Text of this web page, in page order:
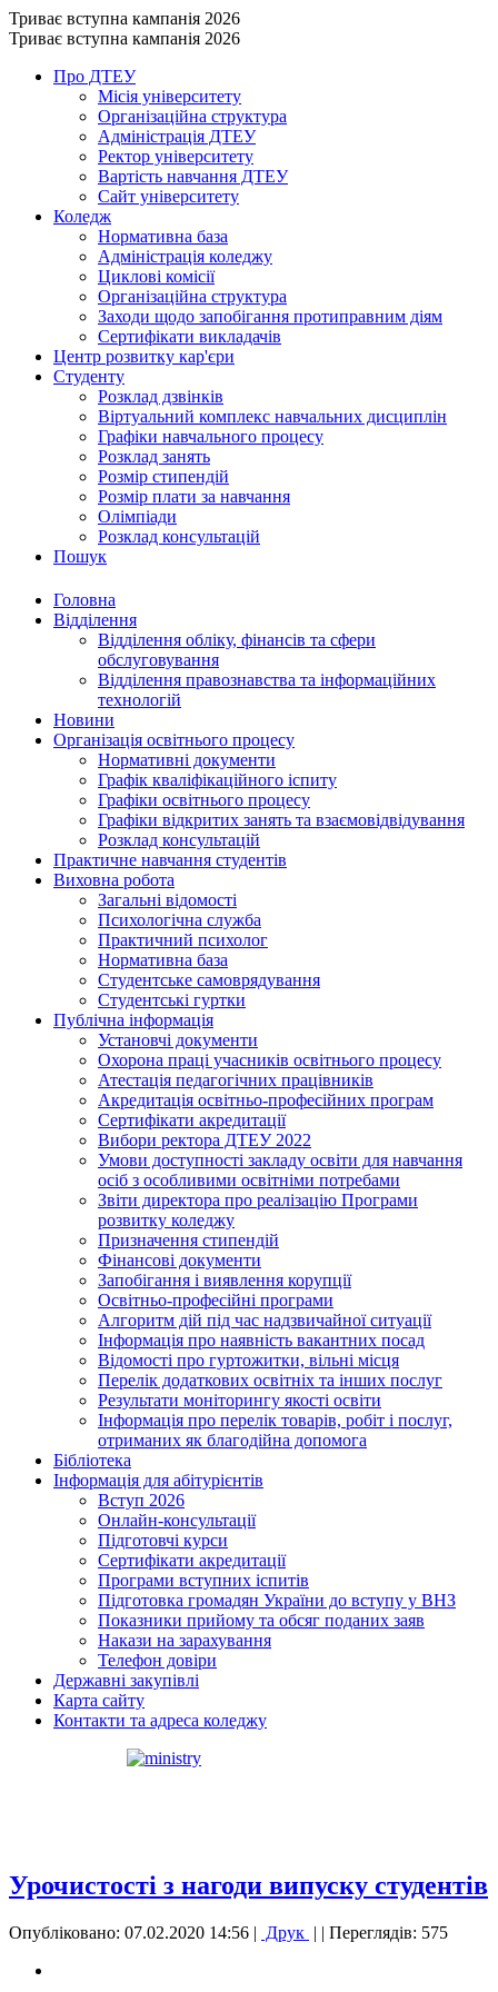
Триває вступна кампанія 2026
Триває вступна кампанія 2026
Про ДТЕУ
Місія університету
Організаційна структура
Адміністрація ДТЕУ
Ректор університету
Вартість навчання ДТЕУ
Сайт університету
Коледж
Нормативна база
Адміністрація коледжу
Циклові комісії
Організаційна структура
Заходи щодо запобігання протиправним діям
Сертифікати викладачів
Центр розвитку кар'єри
Студенту
Розклад дзвінків
Віртуальний комплекс навчальних дисциплін
Графіки навчального процесу
Розклад занять
Розмір стипендій
Розмір плати за навчання
Олімпіади
Розклад консультацій
Пошук
Головна
Відділення
Відділення обліку, фінансів та сфери
обслуговування
Відділення правознавства та інформаційних
технологій
Новини
Організація освітнього процесу
Нормативні документи
Графік кваліфікаційного іспиту
Графіки освітнього процесу
Графіки відкритих занять та взаємовідвідування
Розклад консультацій
Практичне навчання студентів
Виховна робота
Загальні відомості
Психологічна служба
Практичний психолог
Нормативна база
Студентське самоврядування
Студентські гуртки
Публічна інформація
Установчі документи
Охорона праці учасників освітнього процесу
Атестація педагогічних працівників
Акредитація освітньо-професійних програм
Сертифікати акредитації
Вибори ректора ДТЕУ 2022
Умови доступності закладу освіти для навчання
осіб з особливими освітніми потребами
Звіти директора про реалізацію Програми
розвитку коледжу
Призначення стипендій
Фінансові документи
Запобігання і виявлення корупції
Освітньо-професійні програми
Алгоритм дій під час надзвичайної ситуації
Інформація про наявність вакантних посад
Відомості про гуртожитки, вільні місця
Перелік додаткових освітніх та інших послуг
Результати моніторингу якості освіти
Інформація про перелік товарів, робіт і послуг,
отриманих як благодійна допомога
Бібліотека
Інформація для абітурієнтів
Вступ 2026
Онлайн-консультації
Підготовчі курси
Сертифікати акредитації
Програми вступних іспитів
Підготовка громадян України до вступу у ВНЗ
Показники прийому та обсяг поданих заяв
Накази на зарахування
Телефон довіри
Державні закупівлі
Карта сайту
Контакти та адреса коледжу
Урочистості з нагоди випуску студентів
Опубліковано: 07.02.2020 14:56 | Друк | | Переглядів: 575